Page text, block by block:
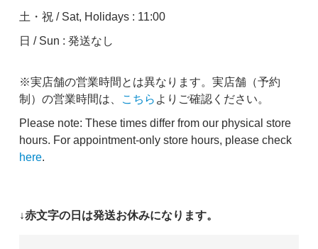
土・祝 / Sat, Holidays : 11:00
日 / Sun : 発送なし
※実店舗の営業時間とは異なります。実店舗（予約
制）の営業時間は、
こちら よりご確認ください。
Please note: These times differ from our physical store
hours. For appointment-only store hours, please check
here.
↓赤文字の日は発送お休みになります。